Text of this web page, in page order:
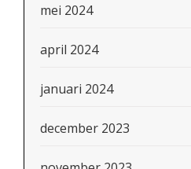
mei 2024
april 2024
januari 2024
december 2023